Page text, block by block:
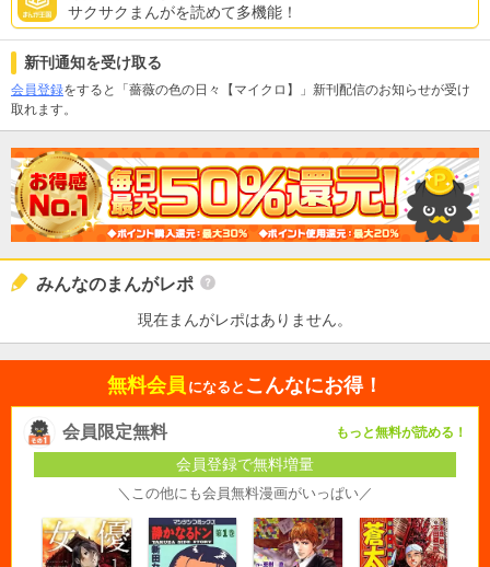
サクサクまんがを読めて多機能！
新刊通知を受け取る
会員登録をすると「薔薇の色の日々【マイクロ】」新刊配信のお知らせが受け
取れます。
みんなのまんがレポ
現在まんがレポはありません。
無料会員 になると こんなにお得！
会員限定無料 もっと無料が読める！
会員登録で無料増量
＼この他にも会員無料漫画がいっぱい／